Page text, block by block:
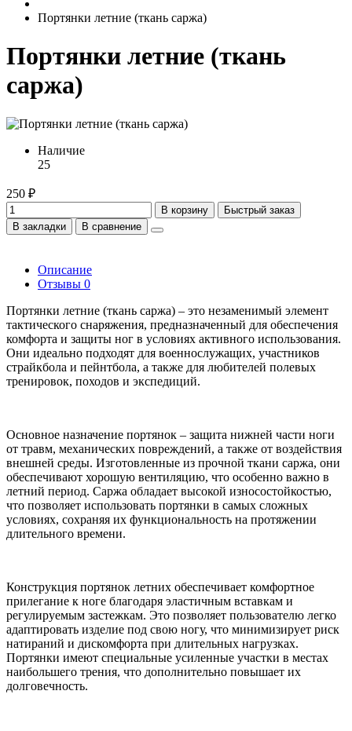
Портянки летние (ткань саржа)
Портянки летние (ткань
саржа)
Наличие
25
250 ₽
В корзину
Быстрый заказ
В закладки
В сравнение
Описание
Отзывы 0
Портянки летние (ткань саржа) – это незаменимый элемент
тактического снаряжения, предназначенный для обеспечения
комфорта и защиты ног в условиях активного использования.
Они идеально подходят для военнослужащих, участников
страйкбола и пейнтбола, а также для любителей полевых
тренировок, походов и экспедиций.
Основное назначение портянок – защита нижней части ноги
от травм, механических повреждений, а также от воздействия
внешней среды. Изготовленные из прочной ткани саржа, они
обеспечивают хорошую вентиляцию, что особенно важно в
летний период. Саржа обладает высокой износостойкостью,
что позволяет использовать портянки в самых сложных
условиях, сохраняя их функциональность на протяжении
длительного времени.
Конструкция портянок летних обеспечивает комфортное
прилегание к ноге благодаря эластичным вставкам и
регулируемым застежкам. Это позволяет пользователю легко
адаптировать изделие под свою ногу, что минимизирует риск
натираний и дискомфорта при длительных нагрузках.
Портянки имеют специальные усиленные участки в местах
наибольшего трения, что дополнительно повышает их
долговечность.